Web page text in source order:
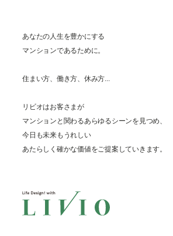
あなたの人生を豊かにする
マンションであるために。
住まい方、働き方、休み方...
リビオはお客さまが
マンションと関わるあらゆるシーンを見つめ、
今日も未来もうれしい
あたらしく確かな価値をご提案していきます。